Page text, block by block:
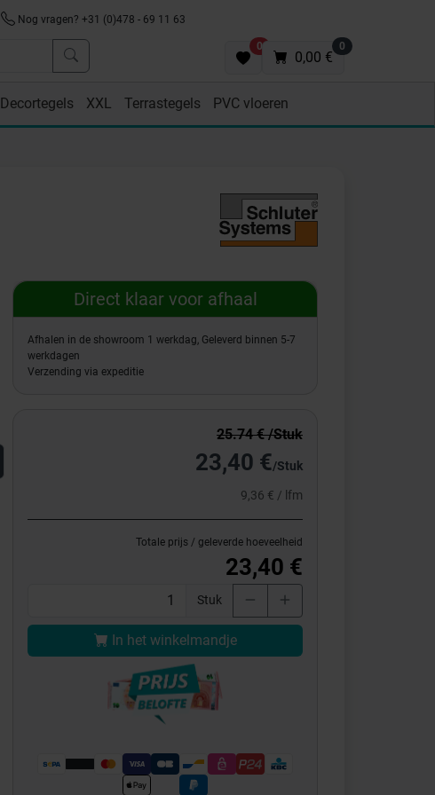
Nog vragen? +31 (0)478 - 69 11 63
0 0
0,00 €
Decortegels XXL Terrastegels PVC vloeren
Direct klaar voor afhaal
Afhalen in de showroom 1 werkdag, Geleverd binnen 5-7
werkdagen
Verzending via expeditie
25.74 € /Stuk
23,40 €/Stuk
9,36 € / lfm
Totale prijs / geleverde hoeveelheid
23,40 €
Stuk
In het winkelmandje